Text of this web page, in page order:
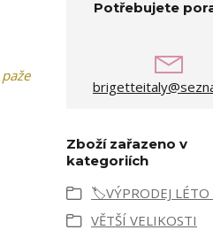
Potřebujete
Zboží zařazeno v
kategoriích
🏷️VÝPRODEJ
VĚTŠÍ VELIKOSTI